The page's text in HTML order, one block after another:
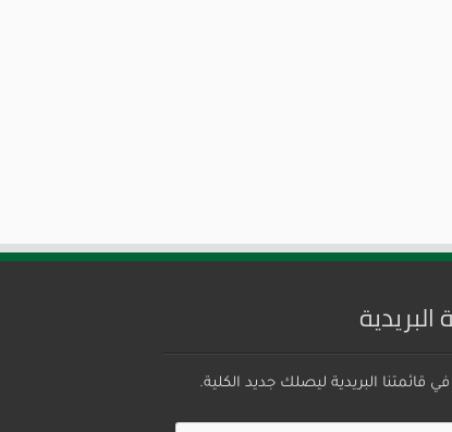
البريدية
قائمتنا البريدية ليصلك جديد الكلية.